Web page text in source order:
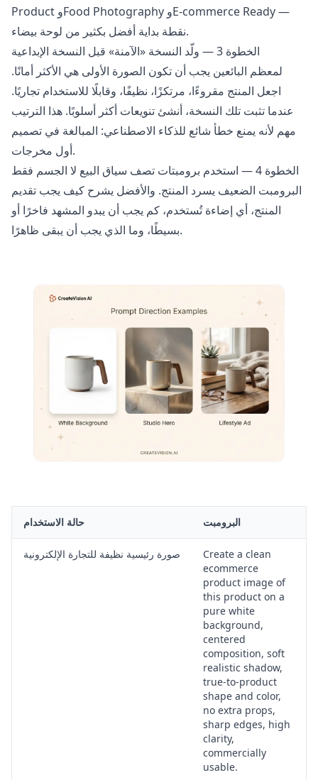
Product وFood Photography وE-commerce Ready —
نقطة بداية أفضل بكثير من لوحة بيضاء.
الخطوة 3 — ولّد النسخة «الآمنة» قبل النسخة الإبداعية
لمعظم البائعين يجب أن تكون الصورة الأولى هي الأكثر أمانًا.
اجعل المنتج مقروءًا، مرتكزًا، نظيفًا، وقابلًا للاستخدام تجاريًا.
عندما تثبت تلك النسخة، أنشئ تنويعات أكثر أسلوبًا. هذا الترتيب
مهم لأنه يمنع خطأ شائع للذكاء الاصطناعي: المبالغة في تصميم
أول مخرجات.
الخطوة 4 — استخدم برومبتات تصف سياق البيع لا الجسم فقط
البرومبت الضعيف يسرد المنتج. والأفضل يشرح كيف يجب تقديم
المنتج، أي إضاءة تُستخدم، كم يجب أن يبدو المشهد فاخرًا أو
بسيطًا، وما الذي يجب أن يبقى ظاهرًا.
حالة الاستخدام البرومبت
صورة رئيسية نظيفة للتجارة الإلكترونية
Create a clean
ecommerce
product image of
this product on a
pure white
background,
centered
composition, soft
realistic shadow,
true-to-product
shape and color,
no extra props,
sharp edges, high
clarity,
commercially
usable.